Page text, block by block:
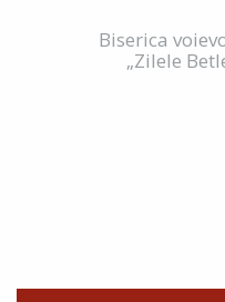
Biserica
„Zilele